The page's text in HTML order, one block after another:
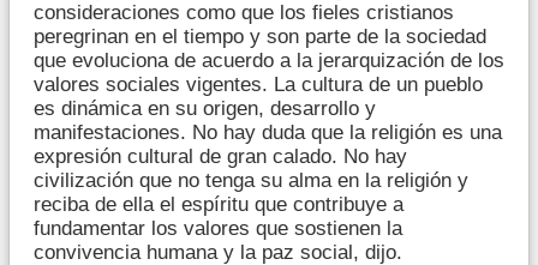
consideraciones como que los fieles cristianos
peregrinan en el tiempo y son parte de la sociedad
que evoluciona de acuerdo a la jerarquización de los
valores sociales vigentes. La cultura de un pueblo
es dinámica en su origen, desarrollo y
manifestaciones. No hay duda que la religión es una
expresión cultural de gran calado. No hay
civilización que no tenga su alma en la religión y
reciba de ella el espíritu que contribuye a
fundamentar los valores que sostienen la
convivencia humana y la paz social, dijo.